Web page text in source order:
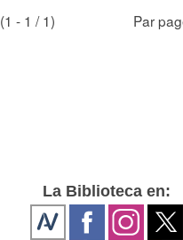
(1 - 1 / 1) Par
La Biblioteca en: